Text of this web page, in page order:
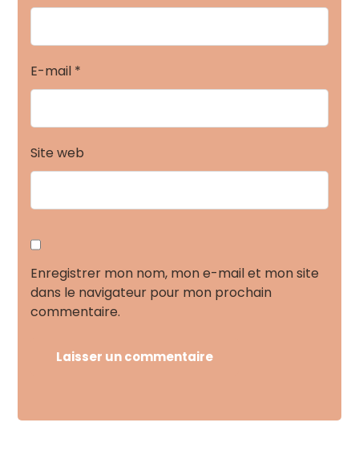
E-mail *
Site web
Enregistrer mon nom, mon e-mail et mon site
dans le navigateur pour mon prochain
commentaire.
Laisser un commentaire